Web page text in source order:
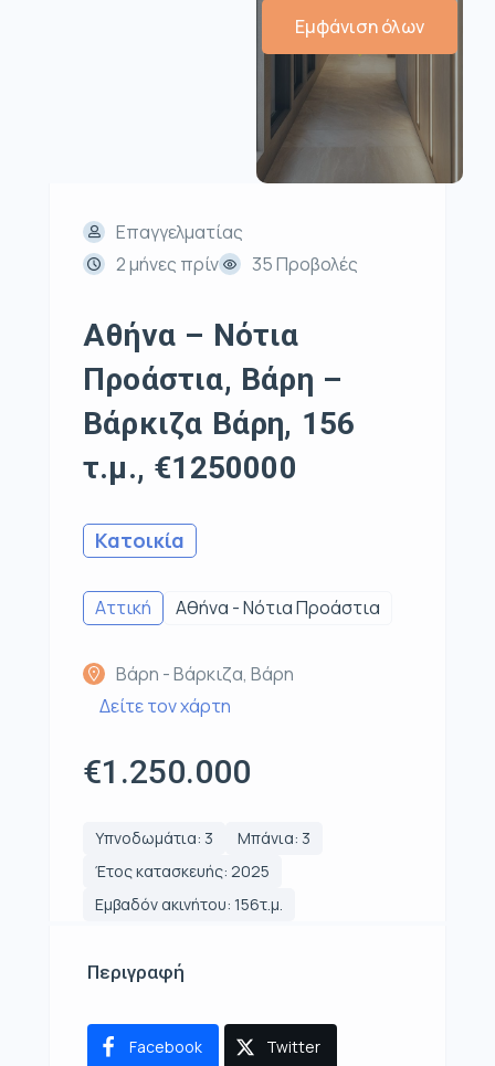
Εμφάνιση όλων
Επαγγελματίας
2 μήνες πρίν
35 Προβολές
Αθήνα – Νότια
Προάστια, Βάρη –
Βάρκιζα Βάρη, 156
τ.μ., €1250000
Κατοικία
Αττική Αθήνα - Νότια Προάστια
Βάρη - Βάρκιζα, Βάρη
Δείτε τον χάρτη
€1.250.000
Υπνοδωμάτια: 3
Μπάνια: 3
Έτος κατασκευής: 2025
Εμβαδόν ακινήτου: 156τ.μ.
Περιγραφή
Facebook Twitter